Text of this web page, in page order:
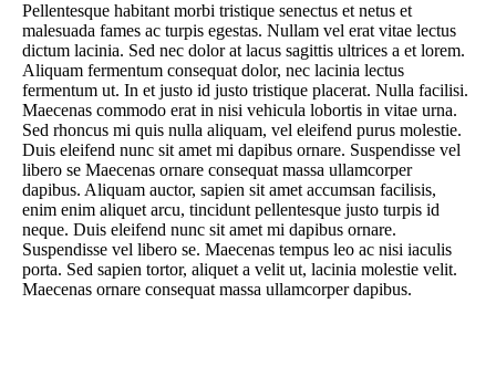
Pellentesque habitant morbi tristique senectus et netus et
malesuada fames ac turpis egestas. Nullam vel erat vitae lectus
dictum lacinia. Sed nec dolor at lacus sagittis ultrices a et lorem.
Aliquam fermentum consequat dolor, nec lacinia lectus
fermentum ut. In et justo id justo tristique placerat. Nulla facilisi.
Maecenas commodo erat in nisi vehicula lobortis in vitae urna.
Sed rhoncus mi quis nulla aliquam, vel eleifend purus molestie.
Duis eleifend nunc sit amet mi dapibus ornare. Suspendisse vel
libero se Maecenas ornare consequat massa ullamcorper
dapibus. Aliquam auctor, sapien sit amet accumsan facilisis,
enim enim aliquet arcu, tincidunt pellentesque justo turpis id
neque. Duis eleifend nunc sit amet mi dapibus ornare.
Suspendisse vel libero se. Maecenas tempus leo ac nisi iaculis
porta. Sed sapien tortor, aliquet a velit ut, lacinia molestie velit.
Maecenas ornare consequat massa ullamcorper dapibus.